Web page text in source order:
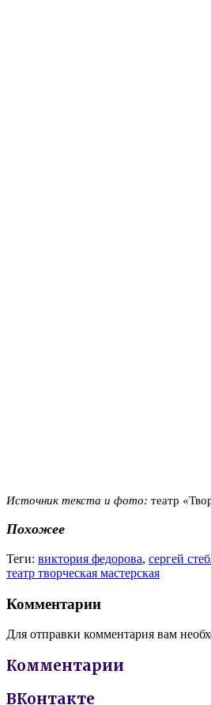
Источник текста и фото: театр
Похожее
Теги: виктория федорова, сергей
театр творческая мастерская
Комментарии
Для отправки комментария вам
Комментарии
ВКонтакте